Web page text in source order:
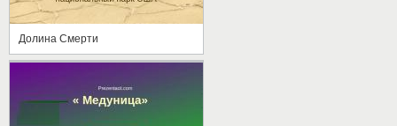
Долина Смерти